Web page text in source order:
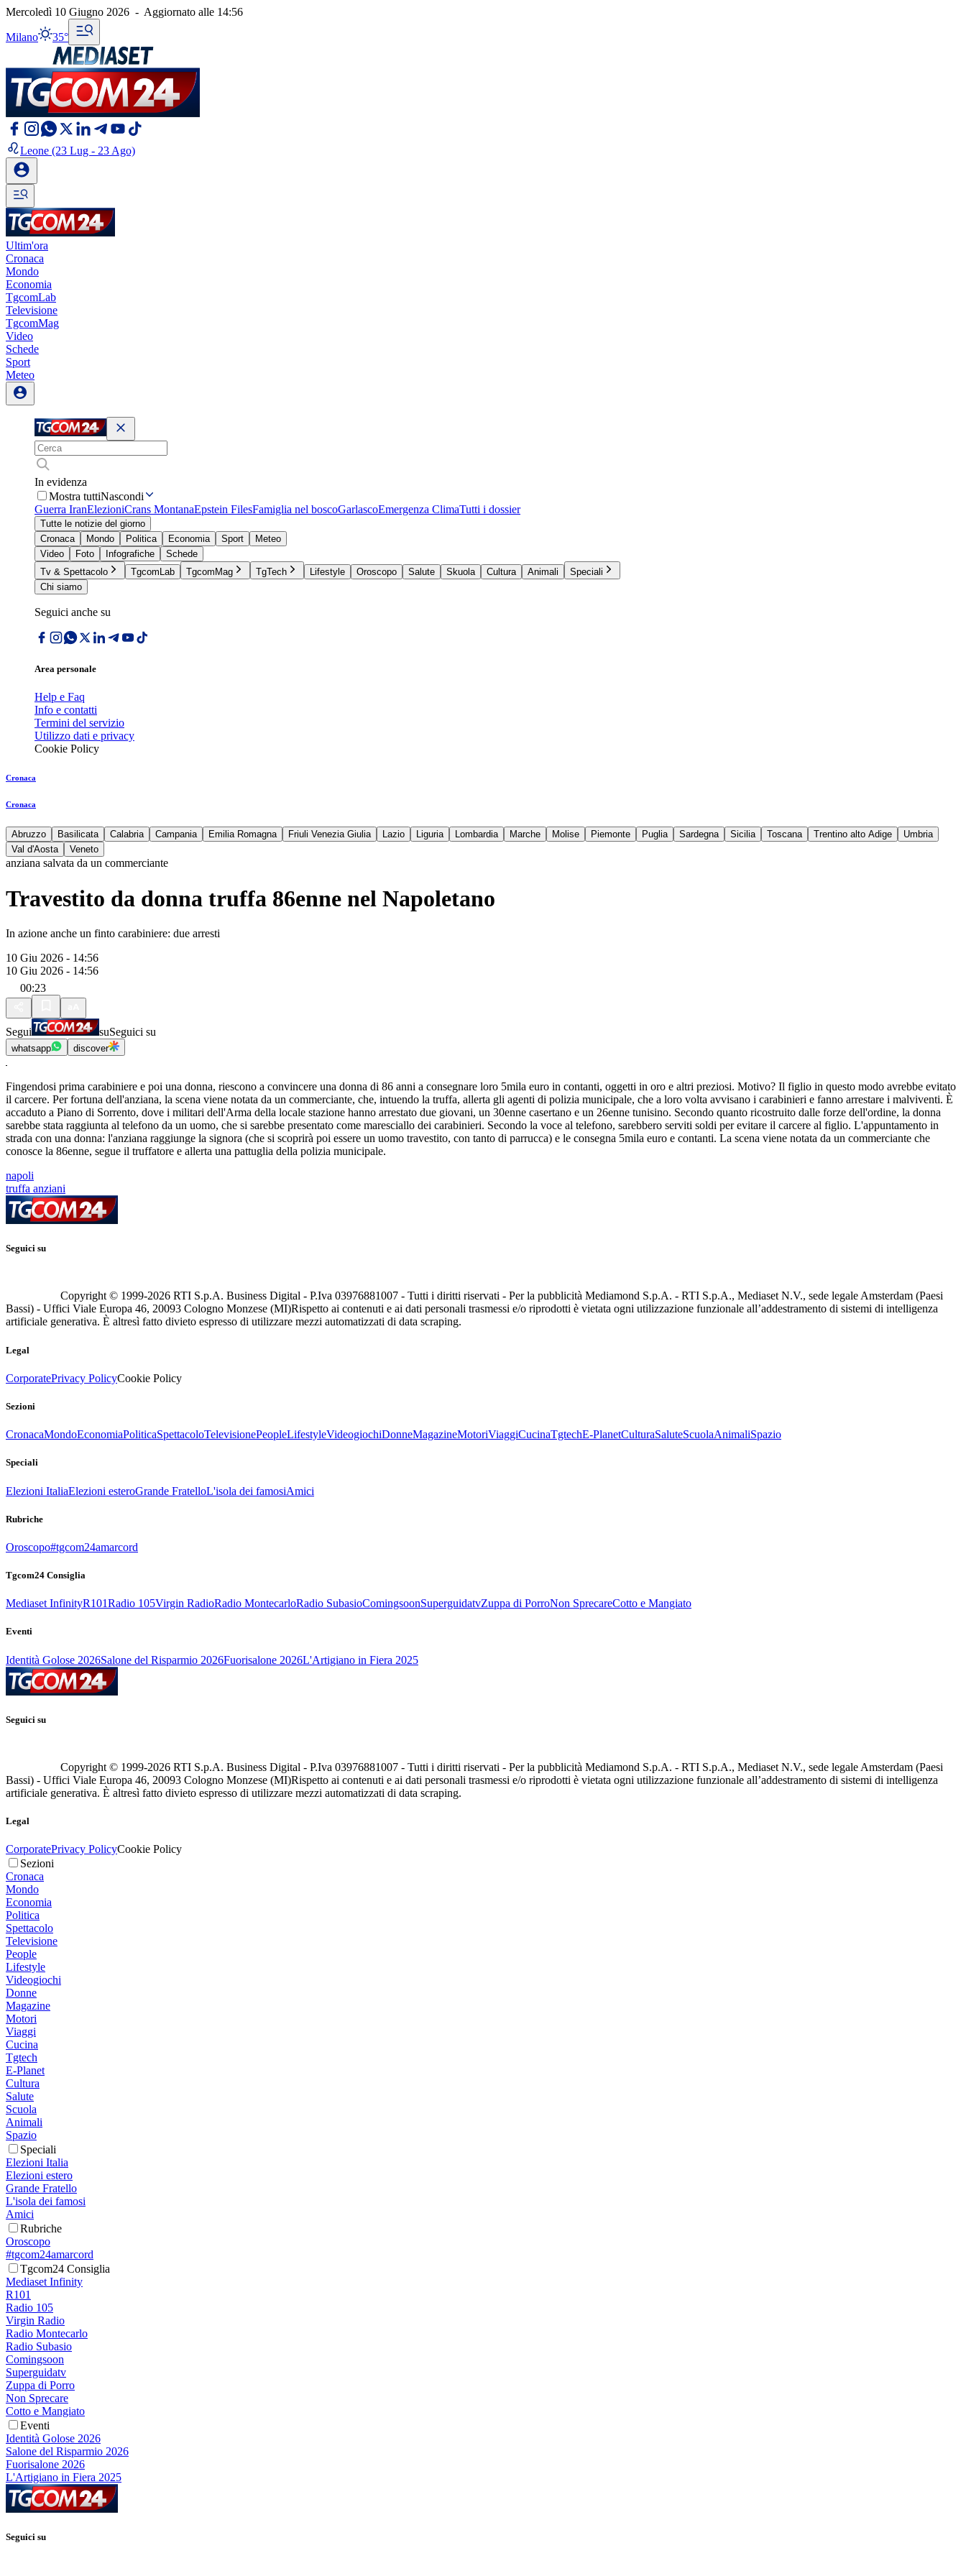
Mercoledì 10 Giugno 2026 - Aggiornato alle 14:56
Milano 35°
Leone (23 Lug - 23 Ago)
Ultim'ora
Cronaca
Mondo
Economia
TgcomLab
Televisione
TgcomMag
Video
Schede
Sport
Meteo
In evidenza
Mostra tuttiNascondi
Guerra IranElezioniCrans MontanaEpstein FilesFamiglia nel boscoGarlascoEmergenza ClimaTutti i dossier
Tutte le notizie del giorno
Cronaca
Mondo Politica Economia Sport
Meteo
Video
Foto Infografiche
Schede
Tv & Spettacolo
TgcomLab TgcomMag TgTech Lifestyle Oroscopo Salute Skuola Cultura Animali
Speciali
Chi siamo
Seguici anche su
Area personale
Help e Faq
Info e contatti
Termini del servizio
Utilizzo dati e privacy
Cookie Policy
Cronaca
Cronaca
Abruzzo Basilicata Calabria Campania Emilia Romagna Friuli Venezia Giulia Lazio Liguria Lombardia Marche Molise Piemonte Puglia Sardegna Sicilia Toscana Trentino alto Adige
Umbria
Val d'Aosta
Veneto
anziana salvata da un commerciante
Travestito da donna truffa 86enne nel Napoletano
In azione anche un finto carabiniere: due arresti
10 Giu 2026 - 14:56
10 Giu 2026 - 14:56
00:23
Segui suSeguici su
whatsapp discover
Fingendosi prima carabiniere e poi una donna, riescono a convincere una donna di 86 anni a consegnare loro 5mila euro in contanti, oggetti in oro e altri preziosi. Motivo? Il figlio in questo modo avrebbe evitato
il carcere. Per fortuna dell'anziana, la scena viene notata da un commerciante, che, intuendo la truffa, allerta gli agenti di polizia municipale, che a loro volta avvisano i carabinieri e fanno arrestare i malviventi. È
accaduto a Piano di Sorrento, dove i militari dell'Arma della locale stazione hanno arrestato due giovani, un 30enne casertano e un 26enne tunisino. Secondo quanto ricostruito dalle forze dell'ordine, la donna
sarebbe stata raggiunta al telefono da un uomo, che si sarebbe presentato come maresciallo dei carabinieri. Secondo la voce al telefono, sarebbero serviti soldi per evitare il carcere al figlio. L'appuntamento in
strada con una donna: l'anziana raggiunge la signora (che si scoprirà poi essere un uomo travestito, con tanto di parrucca) e le consegna 5mila euro e contanti. La scena viene notata da un commerciante che
conosce la 86enne, segue il truffatore e allerta una pattuglia della polizia municipale.
napoli
truffa anziani
Seguici su
Copyright © 1999-2026 RTI S.p.A. Business Digital - P.Iva 03976881007 - Tutti i diritti riservati - Per la pubblicità Mediamond S.p.A. - RTI S.p.A., Mediaset N.V., sede legale Amsterdam (Paesi
Bassi) - Uffici Viale Europa 46, 20093 Cologno Monzese (MI)Rispetto ai contenuti e ai dati personali trasmessi e/o riprodotti è vietata ogni utilizzazione funzionale all’addestramento di sistemi di intelligenza
artificiale generativa. È altresì fatto divieto espresso di utilizzare mezzi automatizzati di data scraping.
Legal
CorporatePrivacy PolicyCookie Policy
Sezioni
CronacaMondoEconomiaPoliticaSpettacoloTelevisionePeopleLifestyleVideogiochiDonneMagazineMotoriViaggiCucinaTgtechE-PlanetCulturaSaluteScuolaAnimaliSpazio
Speciali
Elezioni ItaliaElezioni esteroGrande FratelloL'isola dei famosiAmici
Rubriche
Oroscopo#tgcom24amarcord
Tgcom24 Consiglia
Mediaset InfinityR101Radio 105Virgin RadioRadio MontecarloRadio SubasioComingsoonSuperguidatvZuppa di PorroNon SprecareCotto e Mangiato
Eventi
Identità Golose 2026Salone del Risparmio 2026Fuorisalone 2026L'Artigiano in Fiera 2025
Seguici su
Copyright © 1999-2026 RTI S.p.A. Business Digital - P.Iva 03976881007 - Tutti i diritti riservati - Per la pubblicità Mediamond S.p.A. - RTI S.p.A., Mediaset N.V., sede legale Amsterdam (Paesi
Bassi) - Uffici Viale Europa 46, 20093 Cologno Monzese (MI)Rispetto ai contenuti e ai dati personali trasmessi e/o riprodotti è vietata ogni utilizzazione funzionale all’addestramento di sistemi di intelligenza
artificiale generativa. È altresì fatto divieto espresso di utilizzare mezzi automatizzati di data scraping.
Legal
CorporatePrivacy PolicyCookie Policy
Sezioni
Cronaca
Mondo
Economia
Politica
Spettacolo
Televisione
People
Lifestyle
Videogiochi
Donne
Magazine
Motori
Viaggi
Cucina
Tgtech
E-Planet
Cultura
Salute
Scuola
Animali
Spazio
Speciali
Elezioni Italia
Elezioni estero
Grande Fratello
L'isola dei famosi
Amici
Rubriche
Oroscopo
#tgcom24amarcord
Tgcom24 Consiglia
Mediaset Infinity
R101
Radio 105
Virgin Radio
Radio Montecarlo
Radio Subasio
Comingsoon
Superguidatv
Zuppa di Porro
Non Sprecare
Cotto e Mangiato
Eventi
Identità Golose 2026
Salone del Risparmio 2026
Fuorisalone 2026
L'Artigiano in Fiera 2025
Seguici su